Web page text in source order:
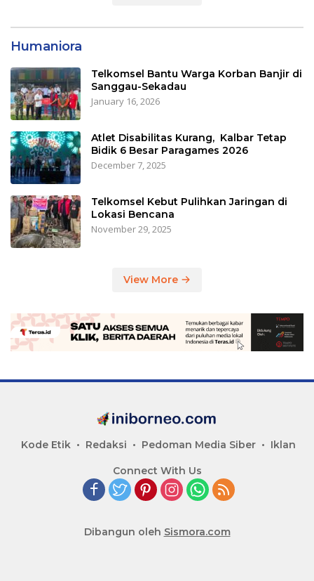
Humaniora
Telkomsel Bantu Warga Korban Banjir di
Sanggau-Sekadau
January 16, 2026
Atlet Disabilitas Kurang, Kalbar Tetap
Bidik 6 Besar Paragames 2026
December 7, 2025
Telkomsel Kebut Pulihkan Jaringan di
Lokasi Bencana
November 29, 2025
View More
Kode Etik Redaksi Pedoman Media Siber Iklan
Connect With Us
Dibangun oleh Sismora.com